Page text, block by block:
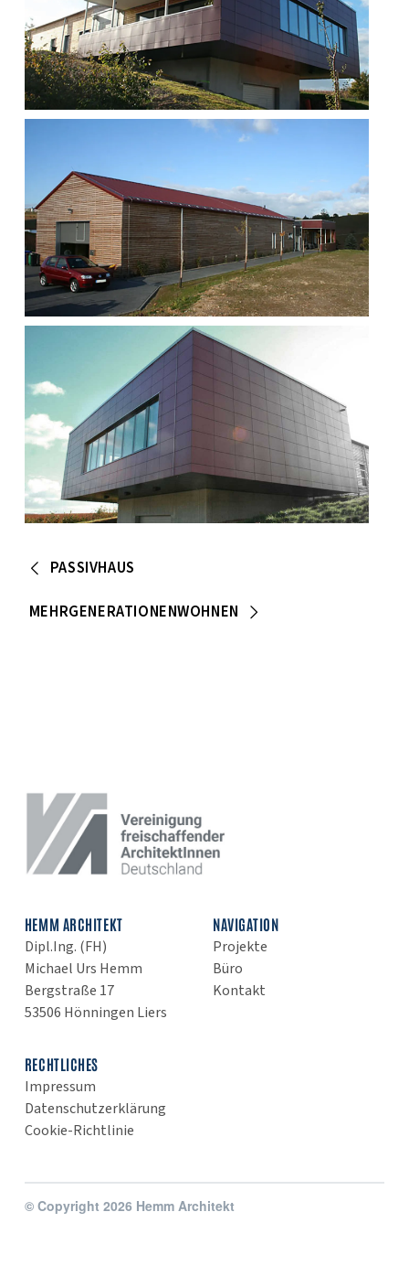
PASSIVHAUS
MEHRGENERATIONENWOHNEN
HEMM ARCHITEKT
Dipl.Ing. (FH)
Michael Urs Hemm
Bergstraße 17
53506 Hönningen Liers
NAVIGATION
Projekte
Büro
Kontakt
RECHTLICHES
Impressum
Datenschutzerklärung
Cookie-Richtlinie
© Copyright 2026 Hemm Architekt